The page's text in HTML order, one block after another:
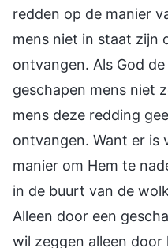
redden op de manier
mens niet in staat zijn
ontvangen. Als God
geschapen mens niet
mens deze redding
ontvangen. Want er is
manier om Hem te
in de buurt van de
Alleen door een
wil zeggen alleen